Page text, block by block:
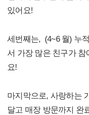
있어요!
세번째는, (4~6 월) 누
서 가장 많은 친구가
요!
마지막으로, 사랑하는
달고 매장 방문까지 완